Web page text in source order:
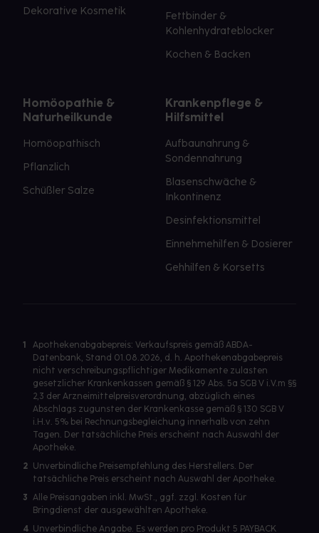
Dekorative Kosmetik
Fettbinder &
Kohlenhydrateblocker
Kochen & Backen
Homöopathie &
Naturheilkunde
Homöopathisch
Pflanzlich
Schüßler Salze
Krankenpflege &
Hilfsmittel
Aufbaunahrung &
Sondennahrung
Blasenschwäche &
Inkontinenz
Desinfektionsmittel
Einnehmehilfen & Dosierer
Gehhilfen & Korsetts
1
Apothekenabgabepreis: Verkaufspreis gemäß ABDA-
Datenbank, Stand 01.08.2026, d. h. Apothekenabgabepreis
nicht verschreibungspflichtiger Medikamente zulasten
gesetzlicher Krankenkassen gemäß § 129 Abs. 5a SGB V i.V.m §§
2,3 der Arzneimittelpreisverordnung, abzüglich eines
Abschlags zugunsten der Krankenkasse gemäß § 130 SGB V
i.H.v. 5% bei Rechnungsbegleichung innerhalb von zehn
Tagen. Der tatsächliche Preis erscheint nach Auswahl der
Apotheke.
2 Unverbindliche Preisempfehlung des Herstellers. Der
tatsächliche Preis erscheint nach Auswahl der Apotheke.
3 Alle Preisangaben inkl. MwSt., ggf. zzgl. Kosten für
Bringdienst der ausgewählten Apotheke.
4 Unverbindliche Angabe. Es werden pro Produkt 5 PAYBACK